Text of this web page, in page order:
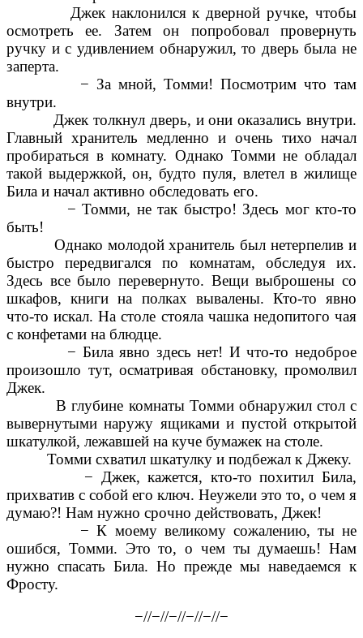
Джек наклонился к дверной ручке, чтобы
осмотреть ее. Затем он попробовал провернуть
ручку и с удивлением обнаружил, то дверь была не
заперта.
− За мной, Томми! Посмотрим что там
внутри.
Джек толкнул дверь, и они оказались внутри.
Главный хранитель медленно и очень тихо начал
пробираться в комнату. Однако Томми не обладал
такой выдержкой, он, будто пуля, влетел в жилище
Била и начал активно обследовать его.
− Томми, не так быстро! Здесь мог кто-то
быть!
Однако молодой хранитель был нетерпелив и
быстро передвигался по комнатам, обследуя их.
Здесь все было перевернуто. Вещи выброшены со
шкафов, книги на полках вывалены. Кто-то явно
что-то искал. На столе стояла чашка недопитого чая
с конфетами на блюдце.
− Била явно здесь нет! И что-то недоброе
произошло тут, осматривая обстановку, промолвил
Джек.
В глубине комнаты Томми обнаружил стол с
вывернутыми наружу ящиками и пустой открытой
шкатулкой, лежавшей на куче бумажек на столе.
Томми схватил шкатулку и подбежал к Джеку.
− Джек, кажется, кто-то похитил Била,
прихватив с собой его ключ. Неужели это то, о чем я
думаю?! Нам нужно срочно действовать, Джек!
− К моему великому сожалению, ты не
ошибся, Томми. Это то, о чем ты думаешь! Нам
нужно спасать Била. Но прежде мы наведаемся к
Фросту.
−//−//−//−//−//−